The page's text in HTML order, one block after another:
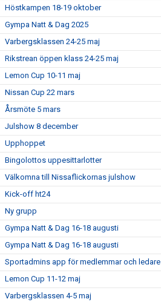
Höstkampen 18-19 oktober
Gympa Natt & Dag 2025
Varbergsklassen 24-25 maj
Rikstrean öppen klass 24-25 maj
Lemon Cup 10-11 maj
Nissan Cup 22 mars
Årsmöte 5 mars
Julshow 8 december
Upphoppet
Bingolottos uppesittarlotter
Välkomna till Nissaflickornas julshow
Kick-off ht24
Ny grupp
Gympa Natt & Dag 16-18 augusti
Gympa Natt & Dag 16-18 augusti
Sportadmins app för medlemmar och ledare
Lemon Cup 11-12 maj
Varbergsklassen 4-5 maj